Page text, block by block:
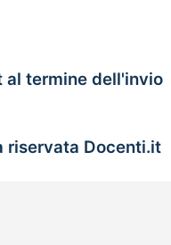
al termine dell'invio
riservata Docenti.it